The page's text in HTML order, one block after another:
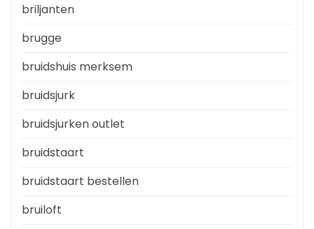
briljanten
brugge
bruidshuis merksem
bruidsjurk
bruidsjurken outlet
bruidstaart
bruidstaart bestellen
bruiloft